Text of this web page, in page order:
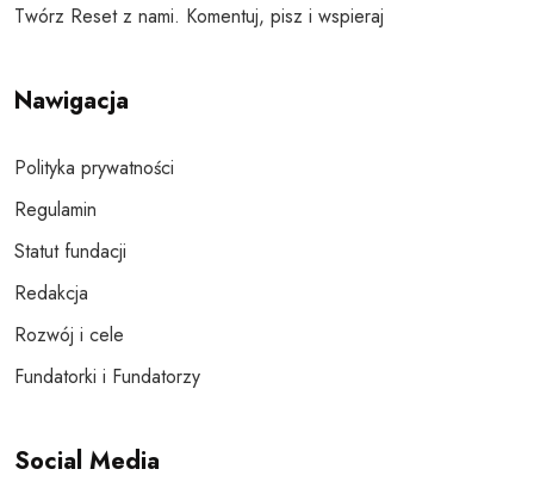
Twórz Reset z nami. Komentuj, pisz i wspieraj
Nawigacja
Polityka prywatności
Regulamin
Statut fundacji
Redakcja
Rozwój i cele
Fundatorki i Fundatorzy
Social Media